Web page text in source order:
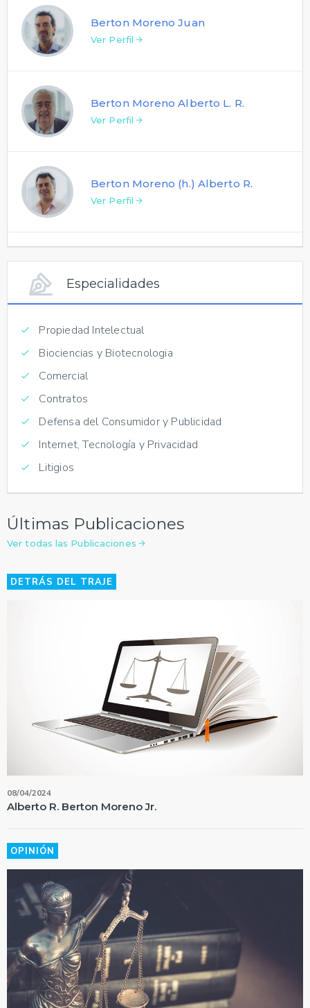
Berton Moreno Juan
Ver Perfil
Berton Moreno Alberto L. R.
Ver Perfil
Berton Moreno (h.) Alberto R.
Ver Perfil
Especialidades
Propiedad Intelectual
Biociencias y Biotecnologia
Comercial
Contratos
Defensa del Consumidor y Publicidad
Internet, Tecnología y Privacidad
Litigios
Últimas Publicaciones
Ver todas las Publicaciones
DETRÁS DEL TRAJE
08/04/2024
Alberto R. Berton Moreno Jr.
OPINIÓN